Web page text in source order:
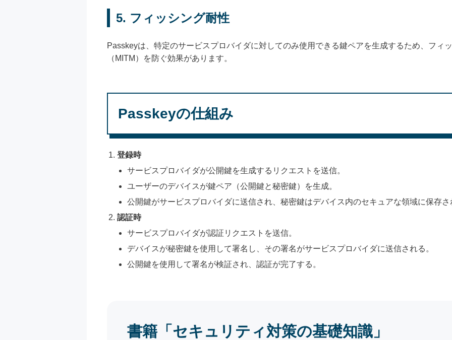
5. フィッシング耐性
Passkeyは、特定のサービスプロバイダに対してのみ使用できる鍵ペアを生成するため、フィ
（MITM）を防ぐ効果があります。
Passkeyの仕組み
登録時
サービスプロバイダが公開鍵を生成するリクエストを送信。
ユーザーのデバイスが鍵ペア（公開鍵と秘密鍵）を生成。
公開鍵がサービスプロバイダに送信され、秘密鍵はデバイス内のセキュアな領域に保存さ
認証時
サービスプロバイダが認証リクエストを送信。
デバイスが秘密鍵を使用して署名し、その署名がサービスプロバイダに送信される。
公開鍵を使用して署名が検証され、認証が完了する。
書籍「セキュリティ対策の基礎知識」